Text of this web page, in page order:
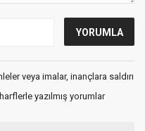
veya imalar, inançlara saldırı
yazılmış yorumlar